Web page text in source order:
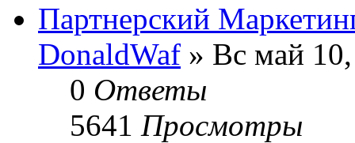
Партнерский
DonaldWaf » Вс май
0 Ответы
5641 Просмотры